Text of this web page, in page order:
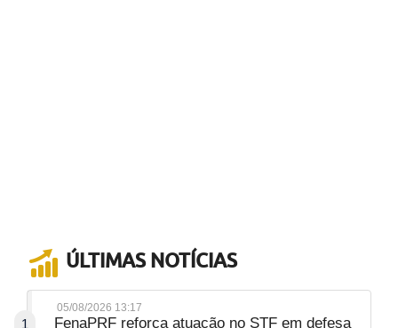
ÚLTIMAS NOTÍCIAS
1
05/08/2026 13:17
FenaPRF reforça atuação no STF em defesa